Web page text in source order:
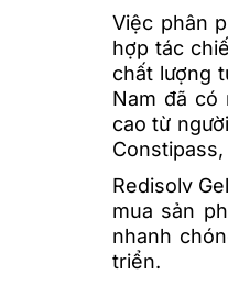
Việc phân
hợp tác
chất lượng
Nam đã có
cao từ
Redisolv
mua sản
nhanh
triển.